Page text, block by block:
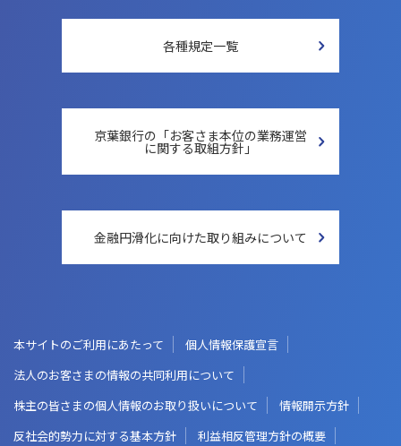
各種規定一覧
京葉銀行の「お客さま本位の業務運営
に関する取組方針」
金融円滑化に向けた取り組みについて
本サイトのご利用にあたって
個人情報保護宣言
法人のお客さまの情報の共同利用について
株主の皆さまの個人情報のお取り扱いについて
情報開示方針
反社会的勢力に対する基本方針
利益相反管理方針の概要